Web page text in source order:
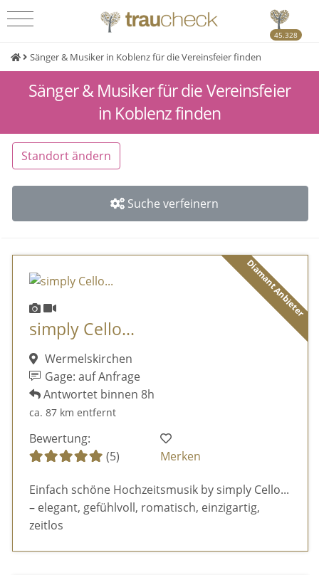
45.328
Sänger & Musiker in Koblenz für die Vereinsfeier finden
Sänger & Musiker für die Vereinsfeier
in Koblenz finden
Standort ändern
Suche verfeinern
Diamant Anbieter
simply Cello...
Wermelskirchen
Gage: auf Anfrage
Antwortet binnen 8h
ca. 87 km entfernt
Bewertung:
(5)
Merken
Einfach schöne Hochzeitsmusik by simply Cello...
– elegant, gefühlvoll, romatisch, einzigartig,
zeitlos